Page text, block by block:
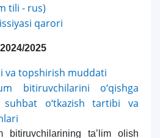
tili - rus)
qarori
2024/2025
va topshirish muddati
bitiruvchilarini o‘qishga
o‘tkazish tartibi va
bitiruvchilarining taʼlim olish